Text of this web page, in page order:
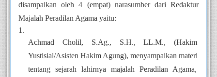
disampaikan oleh 4 (empat) narasumber dari Redaktur
Majalah Peradilan Agama yaitu:
Achmad Cholil, S.Ag., S.H., LL.M., (Hakim
Yustisial/Asisten Hakim Agung), menyampaikan materi
tentang sejarah lahirnya majalah Peradilan Agama,